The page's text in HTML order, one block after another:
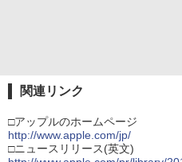
関連リンク
□アップルのホームページ
http://www.apple.com/jp/
□ニュースリリース(英文)